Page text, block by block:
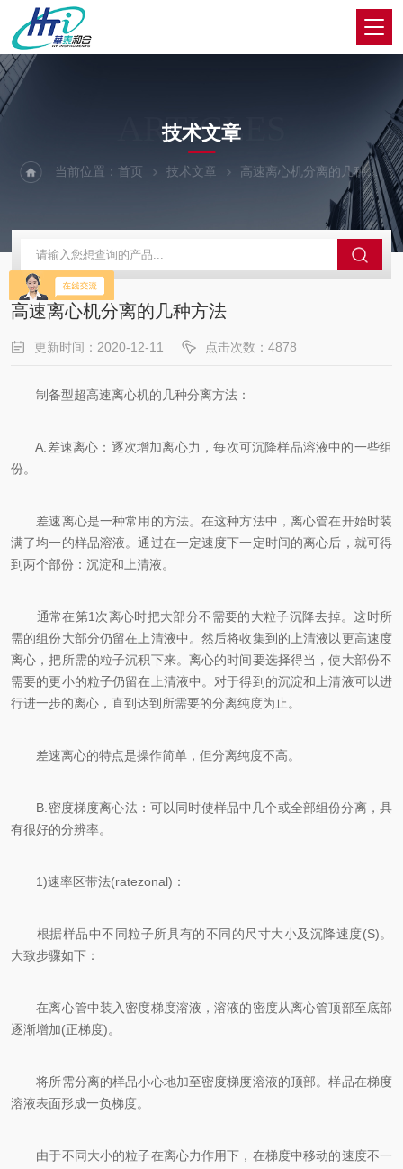
ARTICLES
技术文章
当前位置：首页 技术文章 高速离心机分离的几种方法
高速离心机分离的几种方法
更新时间：2020-12-11 点击次数：4878
制备型超高速离心机的几种分离方法：
A.差速离心：逐次增加离心力，每次可沉降样品溶液中的一些组
份。
差速离心是一种常用的方法。在这种方法中，离心管在开始时装
满了均一的样品溶液。通过在一定速度下一定时间的离心后，就可得
到两个部份：沉淀和上清液。
通常在第1次离心时把大部分不需要的大粒子沉降去掉。这时所
需的组份大部分仍留在上清液中。然后将收集到的上清液以更高速度
离心，把所需的粒子沉积下来。离心的时间要选择得当，使大部份不
需要的更小的粒子仍留在上清液中。对于得到的沉淀和上清液可以进
行进一步的离心，直到达到所需要的分离纯度为止。
差速离心的特点是操作简单，但分离纯度不高。
B.密度梯度离心法：可以同时使样品中几个或全部组份分离，具
有很好的分辨率。
1)速率区带法(ratezonal)：
根据样品中不同粒子所具有的不同的尺寸大小及沉降速度(S)。
大致步骤如下：
在离心管中装入密度梯度溶液，溶液的密度从离心管顶部至底部
逐渐增加(正梯度)。
将所需分离的样品小心地加至密度梯度溶液的顶部。样品在梯度
溶液表面形成一负梯度。
由于不同大小的粒子在离心力作用下，在梯度中移动的速度不一